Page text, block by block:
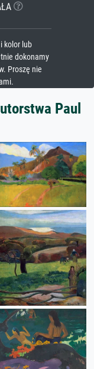
kolor lub
dokonamy
Proszę nie
Paul